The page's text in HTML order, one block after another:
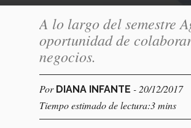
A lo largo del semestre
oportunidad de
negocios.
Por DIANA INFANTE - 20/12/2017
Tiempo estimado de lectura:3 mins